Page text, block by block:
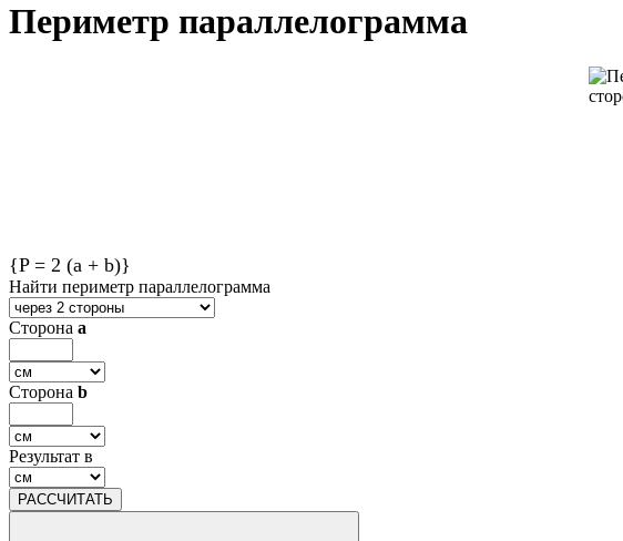
Периметр параллелограмма
{P = 2 (a + b)}
Найти периметр параллелограмма
Сторона a
Сторона b
Результат в
РАССЧИТАТЬ